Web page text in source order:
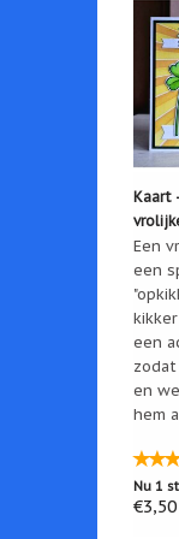
Leuk
Zag
Petra
Het
Tip:
Ada
Kaart
Een
een
een
en
hem
Nu 1
€3,50